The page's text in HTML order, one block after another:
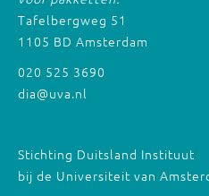
Tafelbergweg 51
1105 BD Amsterdam
020 525 3690
dia@uva.nl
Stichting Duitsland Instituut
bij de Universiteit van